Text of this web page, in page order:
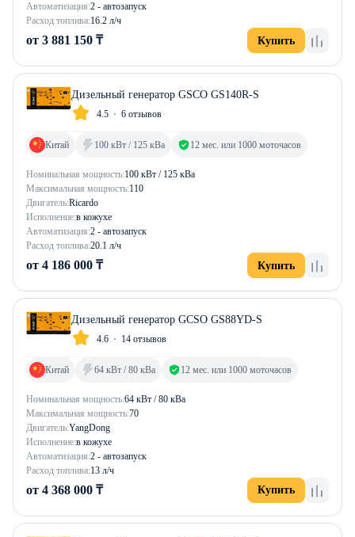
Автоматизация:2 - автозапуск
Расход топлива:16.2 л/ч
от 3 881 150 ₸ Купить
Дизельный генератор GSCO GS140R-S
4.5 6 отзывов
Номинальная мощность:100 кВт / 125 кВа
Максимальная мощность:110
Двигатель:Ricardo
Исполнение:в кожухе
Автоматизация:2 - автозапуск
Расход топлива:20.1 л/ч
Китай 100 кВт / 125 кВа 12 мес. или 1000 моточасов
от 4 186 000 ₸ Купить
Дизельный генератор GCSO GS88YD-S
4.6 14 отзывов
Номинальная мощность:64 кВт / 80 кВа
Максимальная мощность:70
Двигатель:YangDong
Исполнение:в кожухе
Автоматизация:2 - автозапуск
Расход топлива:13 л/ч
Китай 64 кВт / 80 кВа 12 мес. или 1000 моточасов
от 4 368 000 ₸ Купить